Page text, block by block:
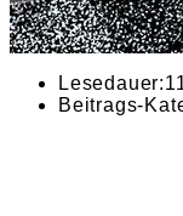
Lesedauer:
Beitrags-